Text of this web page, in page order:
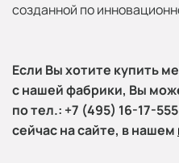
созданной по
Если Вы хотите купить
с нашей фабрики, Вы
по тел.: +7 (495) 16-17-
сейчас на сайте, в нашем